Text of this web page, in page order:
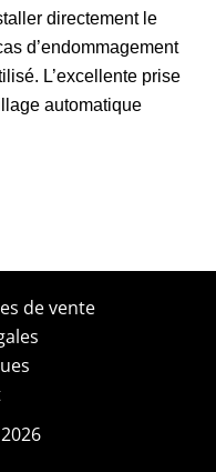
directement le
d’endommagement
L’excellente prise
automatique
de vente